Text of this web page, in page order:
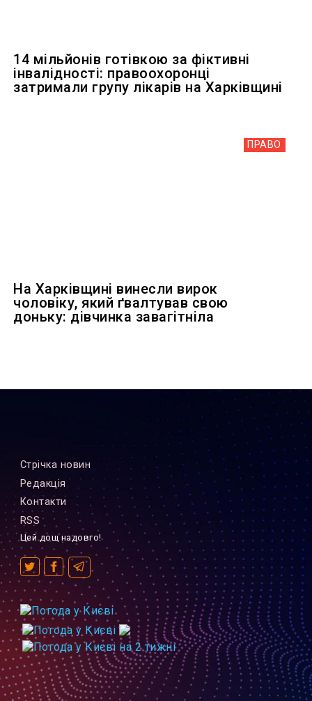
14 мільйонів готівкою за фіктивні
інвалідності: правоохоронці
затримали групу лікарів на Харківщині
ПРАВО
На Харківщині винесли вирок
чоловіку, який ґвалтував свою
доньку: дівчинка завагітніла
Стрiчка новин
Редакцiя
Контакти
RSS
Цей дощ надовго!